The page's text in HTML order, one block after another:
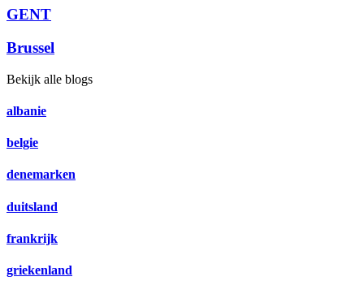
GENT
Brussel
Bekijk alle blogs
albanie
belgie
denemarken
duitsland
frankrijk
griekenland